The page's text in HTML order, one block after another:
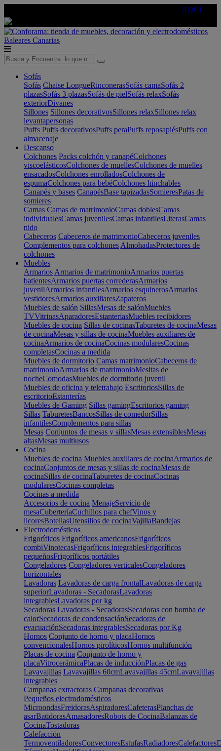
AQUÍ
Baleares Canarias
Sofás
Sofás Chaise LongueRinconerasSofás camaSofás 2
plazasSofás 3 plazasSofás de pielSofás relaxSofás
exteriorDivanes
Sillones Sillones decorativosSillones relaxSillones relax
levantapersonas
Puffs Puffs decorativosPuffs peraPuffs reposapiésPuffs con
almacenaje
Descanso
Colchones Packs colchón y canapéColchones
viscoelásticosColchones de muellesColchones de muelles
ensacadosColchones enrolladosColchones de
espumaColchones para bebéColchones hinchables
Canapés y bases CanapésBase tapizadasSomieresPatas de
somieres
Camas Camas de matrimonioCamas doblesCamas
individualesCamas juvenilesCamas infantilesLiterasCamas
nido
Cabeceros Cabeceros de matrimonioCabeceros juveniles
Complementos para colchones AlmohadasProtectores de
colchones
Muebles
Armarios Armarios de matrimonioArmarios puertas
batientesArmarios puertas correderasArmarios
juvenilArmarios infantilesArmarios esquinerosArmarios
vestidoresArmarios auxiliaresZapateros
Muebles de salón SillasMesas de salónMuebles
TVVitrinasAparadoresEstanteriasMuebles recibidores
Muebles de cocina Sillas de cocinasTaburetes de cocinaMesas
de cocinaMesas y sillas de cocinaMuebles auxiliares de
cocinaArmarios de cocinaCocinas modularesCocinas
completasCocinas a medida
Muebles de dormitorio Camas matrimonioCabeceros de
matrimonioArmarios de matrimonioMesitas de
nocheComodasMuebles de dormitorio juvenil
Muebles de oficina y teletrabajo EscritoriosSillas de
escritorioEstanterías
Muebles de Gaming Sillas gamingEscritorios gaming
Sillas TaburetesBancosSillas de comedorSillas
infantilesComplementos para sillas
Mesas Conjuntos de mesas y sillasMesas extensiblesMesas
altasMesas multiusos
Cocina
Muebles de cocina Muebles auxiliares de cocinaArmarios de
cocinaConjuntos de mesas y sillas de cocinaMesas de
cocinaSillas de cocinaTaburetes de cocinaCocinas
modularesCocinas completas
Cocinas a medida
Accesorios de cocina MenajeServicio de
mesaCuberteríaCuchillos para chefVinos y
licoresBotellasUtensilios de cocinaVajillaBandejas
Electrodomésticos
Frigoríficos Frigoríficos americanosFrigoríficos
combiVinotecasFrigoríficos integrablesFrigoríficos
pequeñosFrigoríficos portátiles
Congeladores Congeladores verticalesCongeladores
horizontales
Lavadoras Lavadoras de carga frontalLavadoras de carga
superiorLavadoras - SecadorasLavadoras
integrablesLavadoras por kg
Secadoras Lavadoras - SecadorasSecadoras con bomba de
calorSecadoras de condensaciónSecadoras de
evacuaciónSecadoras integrablesSecadoras por Kg
Hornos Conjunto de horno y placaHornos
convencionalesHornos pirolíticosHornos multifunción
Placas de cocina Conjunto de horno y
placaVitrocerámicaPlacas de inducciónPlacas de gas
Lavavajillas Lavavajillas 60cmLavavajillas 45cmLavavajillas
integrables
Campanas extractoras Campanas decorativas
Pequeños electrodomésticos
MicroondasFreidorasAspiradoresCafeterasPlanchas de
asarBatidorasAmasadoresRobots de CocinaBalanzas de
CocinaTostadoras
Calefacción
TermoventiladoresConvectoresEstufasRadiadoresCalefactores